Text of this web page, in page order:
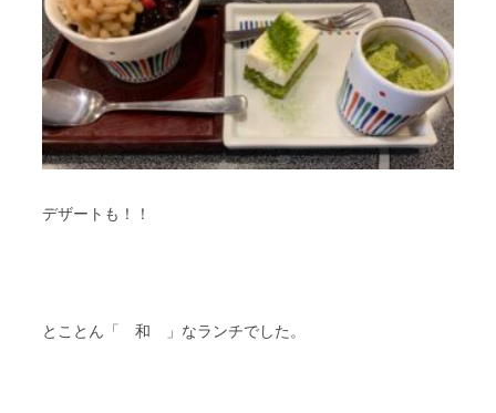
デザートも！！
とことん「 和 」なランチでした。